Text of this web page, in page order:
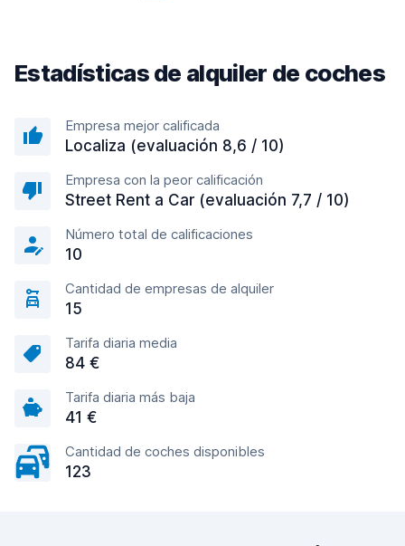
Estadísticas de alquiler de coches
Empresa mejor calificada
Localiza (evaluación 8,6 / 10)
Empresa con la peor calificación
Street Rent a Car (evaluación 7,7 / 10)
Número total de calificaciones
10
Cantidad de empresas de alquiler
15
Tarifa diaria media
84 €
Tarifa diaria más baja
41 €
Cantidad de coches disponibles
123